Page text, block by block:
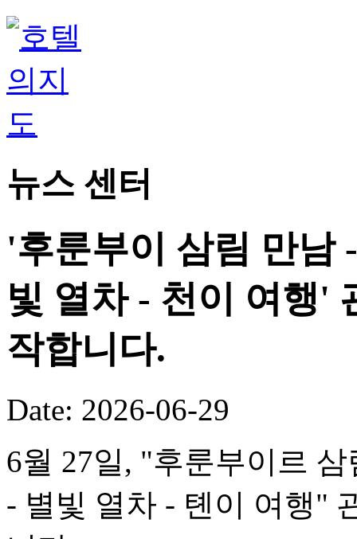
뉴스 센터
'후룬부이 삼림 만남
빛 열차 - 천이 여행'
작합니다.
Date: 2026-06-29
6월 27일, "후룬부이르
- 별빛 열차 - 톈이 여행"